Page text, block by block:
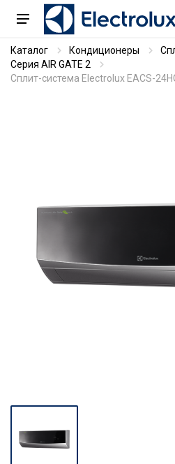
Каталог Кондиционеры
Серия AIR GATE 2
Сплит-система Electrolux EACS-